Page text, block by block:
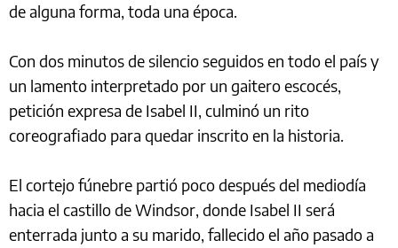
de alguna forma, toda una época.
Con dos minutos de silencio seguidos en todo el país y
un lamento interpretado por un gaitero escocés,
petición expresa de Isabel II, culminó un rito
coreografiado para quedar inscrito en la historia.
El cortejo fúnebre partió poco después del mediodía
hacia el castillo de Windsor, donde Isabel II será
enterrada junto a su marido, fallecido el año pasado a